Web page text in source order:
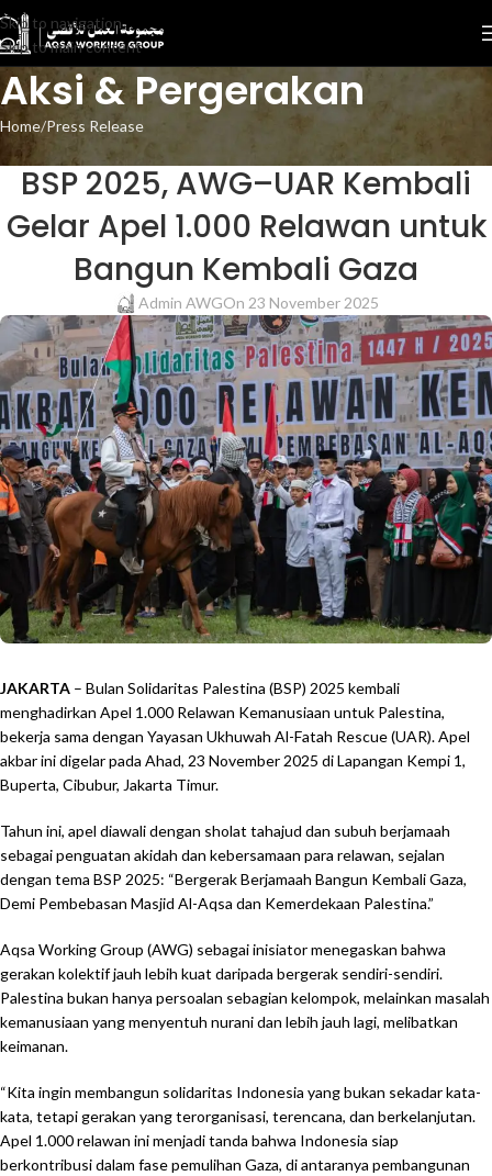
Skip to navigation
Skip to main content
Aksi & Pergerakan
Home Press Release
PRESS RELEASE
BSP 2025, AWG–UAR Kembali
Gelar Apel 1.000 Relawan untuk
Bangun Kembali Gaza
Admin AWGOn 23 November 2025
JAKARTA – Bulan Solidaritas Palestina (BSP) 2025 kembali
menghadirkan Apel 1.000 Relawan Kemanusiaan untuk Palestina,
bekerja sama dengan Yayasan Ukhuwah Al-Fatah Rescue (UAR). Apel
akbar ini digelar pada Ahad, 23 November 2025 di Lapangan Kempi 1,
Buperta, Cibubur, Jakarta Timur.
Tahun ini, apel diawali dengan sholat tahajud dan subuh berjamaah
sebagai penguatan akidah dan kebersamaan para relawan, sejalan
dengan tema BSP 2025: “Bergerak Berjamaah Bangun Kembali Gaza,
Demi Pembebasan Masjid Al-Aqsa dan Kemerdekaan Palestina.”
Aqsa Working Group (AWG) sebagai inisiator menegaskan bahwa
gerakan kolektif jauh lebih kuat daripada bergerak sendiri-sendiri.
Palestina bukan hanya persoalan sebagian kelompok, melainkan masalah
kemanusiaan yang menyentuh nurani dan lebih jauh lagi, melibatkan
keimanan.
“Kita ingin membangun solidaritas Indonesia yang bukan sekadar kata-
kata, tetapi gerakan yang terorganisasi, terencana, dan berkelanjutan.
Apel 1.000 relawan ini menjadi tanda bahwa Indonesia siap
berkontribusi dalam fase pemulihan Gaza, di antaranya pembangunan